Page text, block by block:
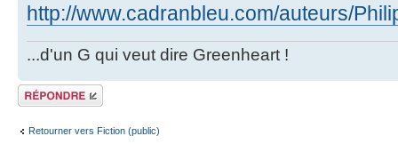
http://www.cadranbleu.com/auteurs/
...d'un G qui veut dire Greenheart !
Répondre
Retourner vers Fiction (public)